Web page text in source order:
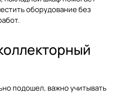
оборудование без
подошел, важно учитывать